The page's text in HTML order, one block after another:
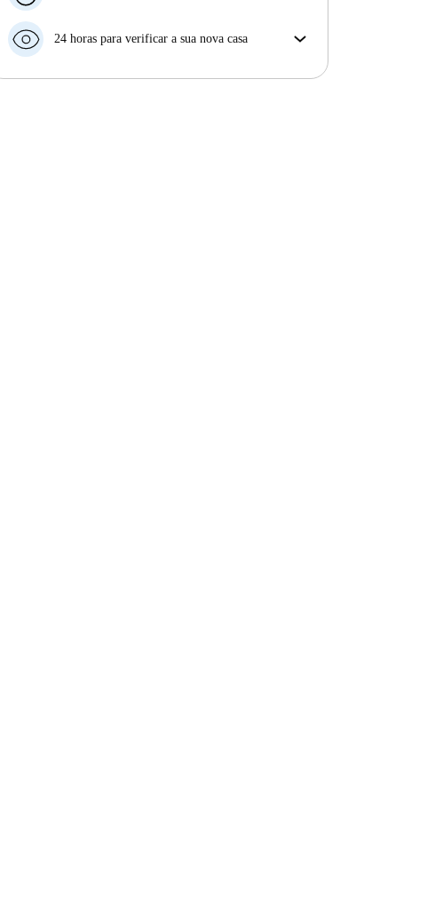
antecedência, nós iremos A) pagar um hotel e ajudá-
seu dinheiro na totalidade.
24 horas para verificar a sua nova casa